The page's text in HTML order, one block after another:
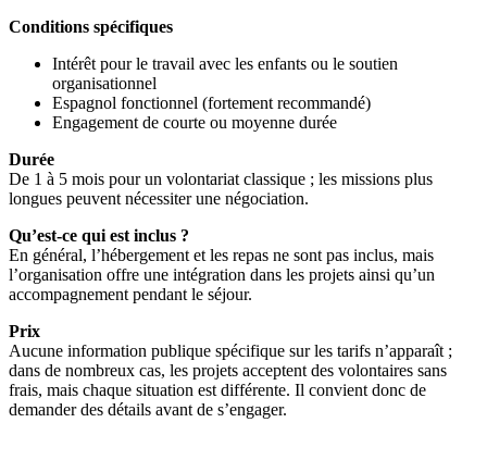
Conditions spécifiques
Intérêt pour le travail avec les enfants ou le soutien
organisationnel
Espagnol fonctionnel (fortement recommandé)
Engagement de courte ou moyenne durée
Durée
De 1 à 5 mois pour un volontariat classique ; les missions plus
longues peuvent nécessiter une négociation.
Qu’est-ce qui est inclus ?
En général, l’hébergement et les repas ne sont pas inclus, mais
l’organisation offre une intégration dans les projets ainsi qu’un
accompagnement pendant le séjour.
Prix
Aucune information publique spécifique sur les tarifs n’apparaît ;
dans de nombreux cas, les projets acceptent des volontaires sans
frais, mais chaque situation est différente. Il convient donc de
demander des détails avant de s’engager.